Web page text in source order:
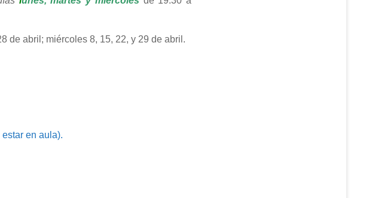
de abril; miércoles 8, 15, 22, y 29 de abril.
en aula).